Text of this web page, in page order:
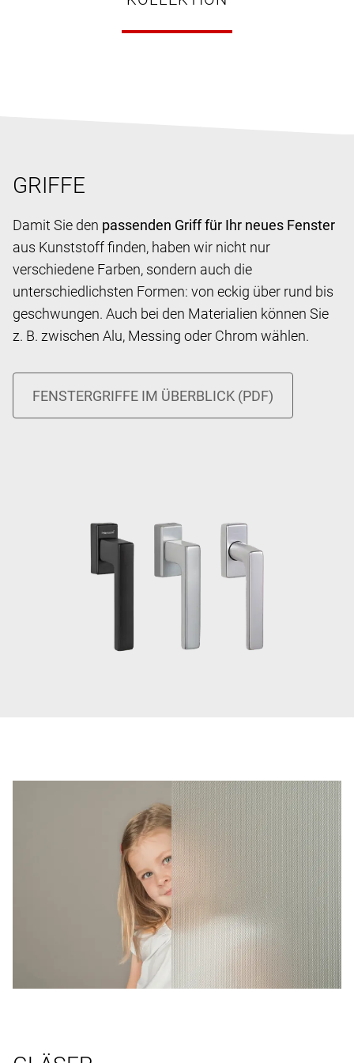
GRIFFE
Damit Sie den passenden Griff für Ihr neues Fenster
aus Kunststoff finden, haben wir nicht nur
verschiedene Farben, sondern auch die
unterschiedlichsten Formen: von eckig über rund bis
geschwungen. Auch bei den Materialien können Sie
z. B. zwischen Alu, Messing oder Chrom wählen.